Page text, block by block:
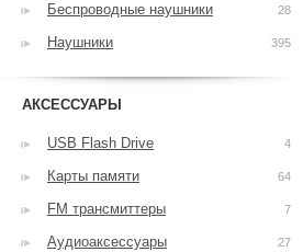
Беспроводные наушники 28
Наушники 395
АКСЕССУАРЫ
USB Flash Drive 4
Карты памяти 64
FM трансмиттеры 7
Аудиоаксессуары 27